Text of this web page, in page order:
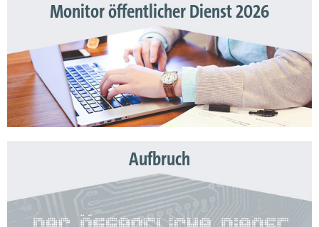
Monitor öffentlicher Dienst 2026
Aufbruch